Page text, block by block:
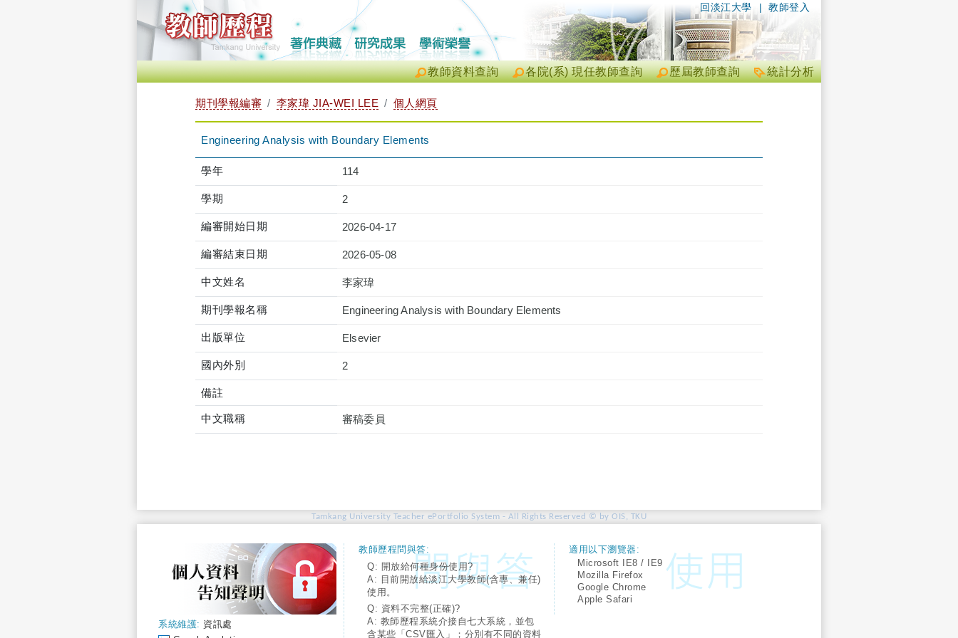
| 教師登入
回淡江大學
統計分析
歷屆教師查詢
各院(系) 現任教師查詢
教師資料查詢
期刊學報編審 李家瑋 JIA-WEI LEE 個人網頁
Engineering Analysis with Boundary Elements
學年 114
學期 2
編審開始日期 2026-04-17
編審結束日期 2026-05-08
中文姓名 李家瑋
期刊學報名稱 Engineering Analysis with Boundary Elements
出版單位 Elsevier
國內外別 2
備註
中文職稱 審稿委員
Tamkang University Teacher ePortfolio System - All Rights Reserved © by OIS, TKU
系統維護: 資訊處
教師歷程問與答:
Q: 開放給何種身份使用?
A: 目前開放給淡江大學教師(含專、兼任)
使用。
Q: 資料不完整(正確)?
A: 教師歷程系統介接自七大系統，並包
含某些「CSV匯入」；分別有不同的資料
適用以下瀏覽器:
Microsoft IE8 / IE9
Mozilla Firefox
Google Chrome
Apple Safari